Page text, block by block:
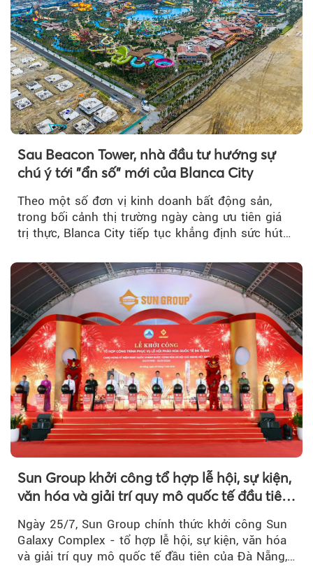
Sau Beacon Tower, nhà đầu tư hướng sự
chú ý tới "ẩn số" mới của Blanca City
Theo một số đơn vị kinh doanh bất động sản,
trong bối cảnh thị trường ngày càng ưu tiên giá
trị thực, Blanca City tiếp tục khẳng định sức hút
Sun Group khởi công tổ hợp lễ hội, sự kiện,
văn hóa và giải trí quy mô quốc tế đầu tiên
Ngày 25/7, Sun Group chính thức khởi công Sun
Galaxy Complex - tổ hợp lễ hội, sự kiện, văn hóa
và giải trí quy mô quốc tế đầu tiên của Đà Nẵng,…